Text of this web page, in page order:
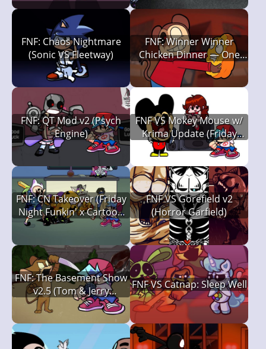
FNF: Chaos Nightmare
(Sonic VS Fleetway)
FNF: Winner Winner
Chicken Dinner — One
Last Bite (Twiddlefinger
Retake)
FNF: QT Mod v2 (Psych
Engine)
FNF VS Mokey Mouse w/
Krima Update (Friday
Night Funkin')
FNF: CN Takeover (Friday
Night Funkin' x Cartoon
Network)
FNF VS Gorefield v2
(Horror Garfield)
FNF: The Basement Show
v2.5 (Tom & Jerry
Creepypasta)
FNF VS Catnap: Sleep Well